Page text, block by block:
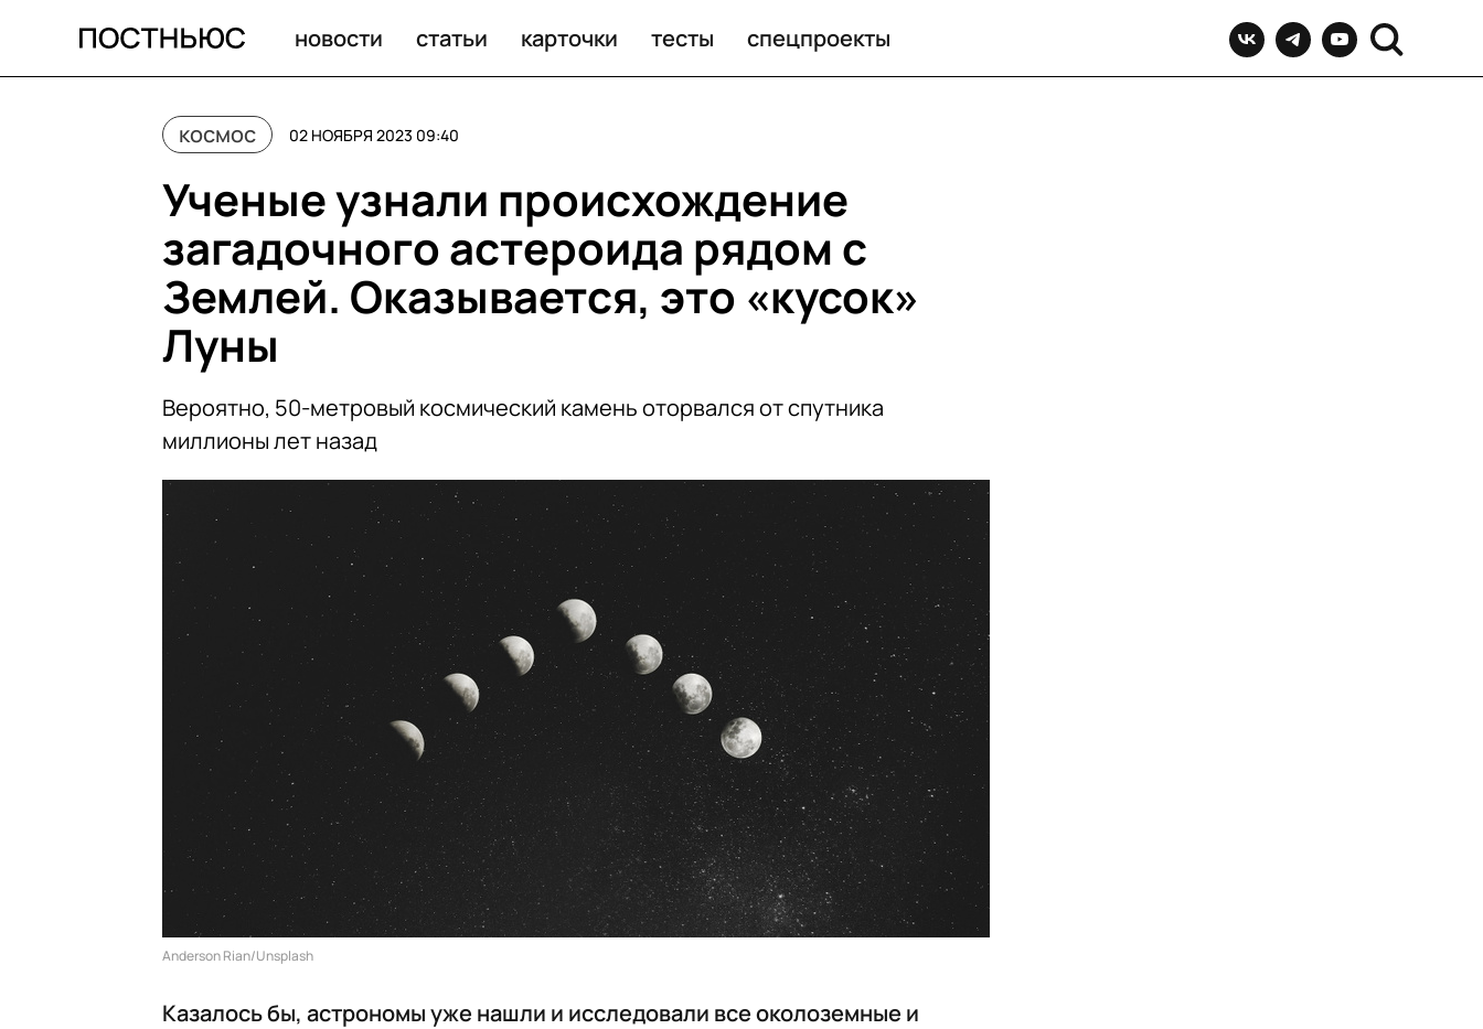
новости статьи карточки тесты спецпроекты
космос 02 НОЯБРЯ 2023 09:40
Ученые узнали происхождение
загадочного астероида рядом с
Землей. Оказывается, это «кусок»
Луны
Вероятно, 50-метровый космический камень оторвался от спутника
миллионы лет назад
Anderson Rian/Unsplash
Казалось бы, астрономы уже нашли и исследовали все околоземные и